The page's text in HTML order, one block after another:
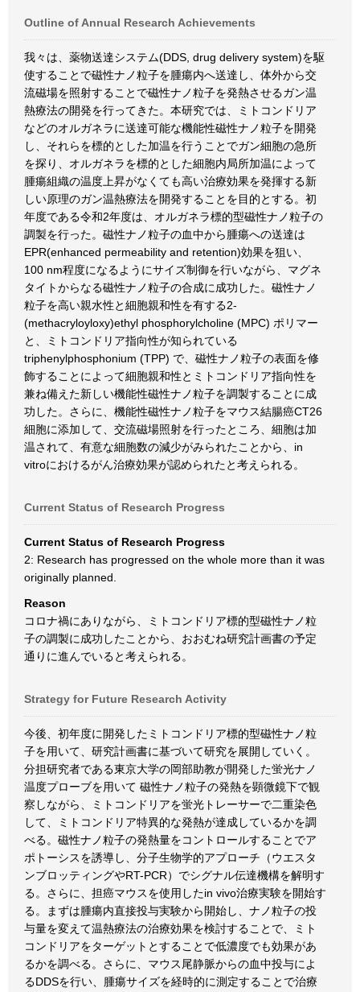
Outline of Annual Research Achievements
我々は、薬物送達システム(DDS, drug delivery system)を駆
使することで磁性ナノ粒子を腫瘍内へ送達し、体外から交
流磁場を照射することで磁性ナノ粒子を発熱させるガン温
熱療法の開発を行ってきた。本研究では、ミトコンドリア
などのオルガネラに送達可能な機能性磁性ナノ粒子を開発
し、それらを標的とした加温を行うことでガン細胞の急所
を探り、オルガネラを標的とした細胞内局所加温によって
腫瘍組織の温度上昇がなくても高い治療効果を発揮する新
しい原理のガン温熱療法を開発することを目的とする。初
年度である令和2年度は、オルガネラ標的型磁性ナノ粒子の
調製を行った。磁性ナノ粒子の血中から腫瘍への送達は
EPR(enhanced permeability and retention)効果を狙い、
100 nm程度になるようにサイズ制御を行いながら、マグネ
タイトからなる磁性ナノ粒子の合成に成功した。磁性ナノ
粒子を高い親水性と細胞親和性を有する2-
(methacryloyloxy)ethyl phosphorylcholine (MPC) ポリマー
と、ミトコンドリア指向性が知られている
triphenylphosphonium (TPP) で、磁性ナノ粒子の表面を修
飾することによって細胞親和性とミトコンドリア指向性を
兼ね備えた新しい機能性磁性ナノ粒子を調製することに成
功した。さらに、機能性磁性ナノ粒子をマウス結腸癌CT26
細胞に添加して、交流磁場照射を行ったところ、細胞は加
温されて、有意な細胞数の減少がみられたことから、in
vitroにおけるがん治療効果が認められたと考えられる。
Current Status of Research Progress
Current Status of Research Progress
2: Research has progressed on the whole more than it was
originally planned.
Reason
コロナ禍にありながら、ミトコンドリア標的型磁性ナノ粒
子の調製に成功したことから、おおむね研究計画書の予定
通りに進んでいると考えられる。
Strategy for Future Research Activity
今後、初年度に開発したミトコンドリア標的型磁性ナノ粒
子を用いて、研究計画書に基づいて研究を展開していく。
分担研究者である東京大学の岡部助教が開発した蛍光ナノ
温度プローブを用いて 磁性ナノ粒子の発熱を顕微鏡下で観
察しながら、ミトコンドリアを蛍光トレーサーで二重染色
して、ミトコンドリア特異的な発熱が達成しているかを調
べる。磁性ナノ粒子の発熱量をコントロールすることでア
ポトーシスを誘導し、分子生物学的アプローチ（ウエスタ
ンブロッティングやRT-PCR）でシグナル伝達機構を解明す
る。さらに、担癌マウスを使用したin vivo治療実験を開始す
る。まずは腫瘍内直接投与実験から開始し、ナノ粒子の投
与量を変えて温熱療法の治療効果を検討することで、ミト
コンドリアをターゲットとすることで低濃度でも効果があ
るかを調べる。さらに、マウス尾静脈からの血中投与によ
るDDSを行い、腫瘍サイズを経時的に測定することで治療